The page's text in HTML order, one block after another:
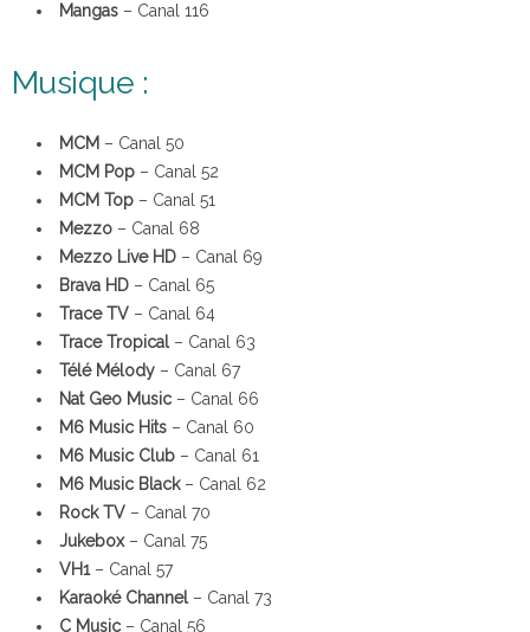
Mangas – Canal 116
Musique :
MCM – Canal 50
MCM Pop – Canal 52
MCM Top – Canal 51
Mezzo – Canal 68
Mezzo Live HD – Canal 69
Brava HD – Canal 65
Trace TV – Canal 64
Trace Tropical– Canal 63
Télé Mélody – Canal 67
Nat Geo Music – Canal 66
M6 Music Hits – Canal 60
M6 Music Club – Canal 61
M6 Music Black– Canal 62
Rock TV – Canal 70
Jukebox– Canal 75
VH1– Canal 57
Karaoké Channel– Canal 73
C Music – Canal 56